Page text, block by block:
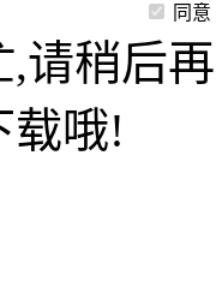
同意
,请稍后
载哦!